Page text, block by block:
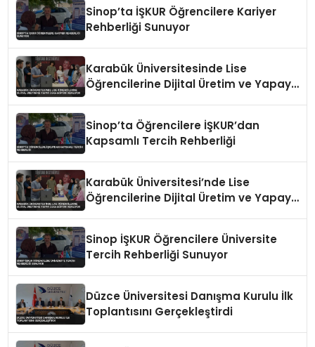
Sinop’ta İŞKUR Öğrencilere Kariyer
Rehberliği Sunuyor
Karabük Üniversitesinde Lise
Öğrencilerine Dijital Üretim ve Yapay
Sinop’ta Öğrencilere İŞKUR’dan
Kapsamlı Tercih Rehberliği
Karabük Üniversitesi’nde Lise
Öğrencilerine Dijital Üretim ve Yapay
Sinop İŞKUR Öğrencilere Üniversite
Tercih Rehberliği Sunuyor
Düzce Üniversitesi Danışma Kurulu İlk
Toplantısını Gerçekleştirdi